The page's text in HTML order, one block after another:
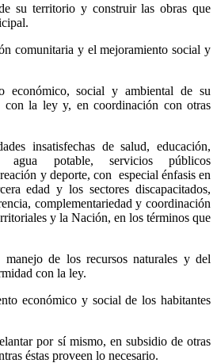
su territorio y construir las obras que
comunitaria y el mejoramiento social y
económico, social y ambiental de su
con la ley y, en coordinación con otras
insatisfechas de salud, educación,
agua potable, servicios públicos
y deporte, con especial énfasis en
edad y los sectores discapacitados,
complementariedad y coordinación
y la Nación, en los términos que
de los recursos naturales y del
con la ley.
económico y social de los habitantes
por sí mismo, en subsidio de otras
éstas proveen lo necesario.